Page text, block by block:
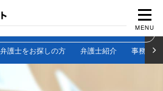
護士をお探しの方 弁護士紹介 事務所紹